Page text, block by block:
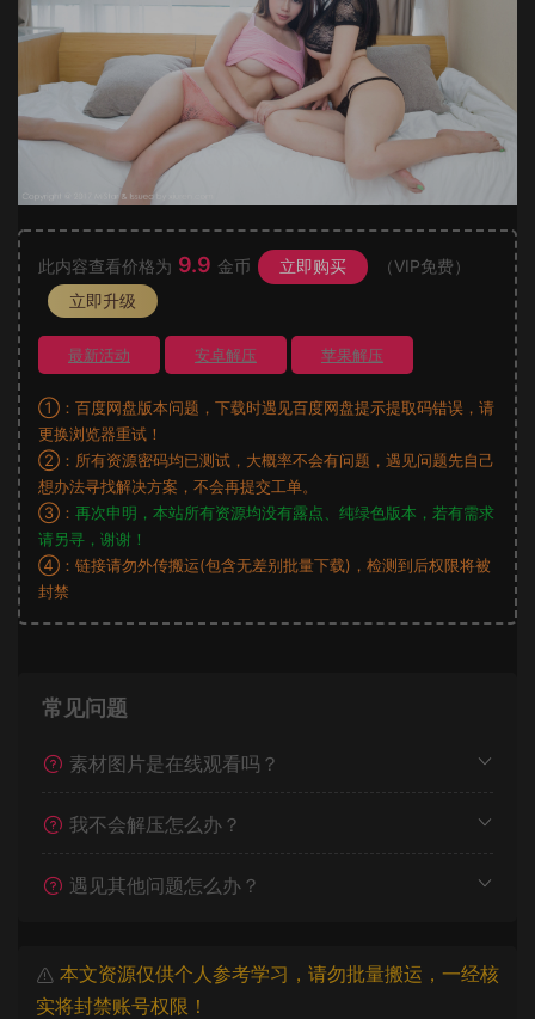
此内容查看价格为 9.9 金币 立即购买
（VIP免费）
立即升级
最新活动 安卓解压 苹果解压
①：百度网盘版本问题，下载时遇见百度网盘提示提取码错误，请
更换浏览器重试！
②：所有资源密码均已测试，大概率不会有问题，遇见问题先自己
想办法寻找解决方案，不会再提交工单。
③： 再次申明，本站所有资源均没有露点、纯绿色版本，若有需求
请另寻，谢谢！
④：链接请勿外传搬运(包含无差别批量下载)，检测到后权限将被
封禁
常见问题
素材图片是在线观看吗？
我不会解压怎么办？
遇见其他问题怎么办？
本文资源仅供个人参考学习，请勿批量搬运，一经核
实将封禁账号权限！